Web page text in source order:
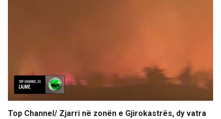
Top Channel/ Zjarri në zonën e Gjirokastrës, dy vatra